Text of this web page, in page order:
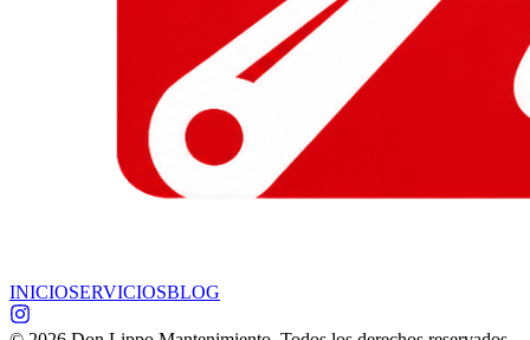
INICIOSERVICIOSBLOG